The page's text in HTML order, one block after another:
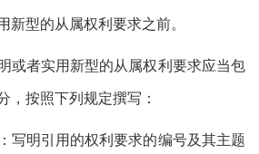
新型的从属权利要求之前。
者实用新型的从属权利要求应当包
，按照下列规定撰写：
写明引用的权利要求的编号及其主题